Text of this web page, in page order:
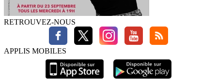
RETROUVEZ-NOUS
APPLIS MOBILES